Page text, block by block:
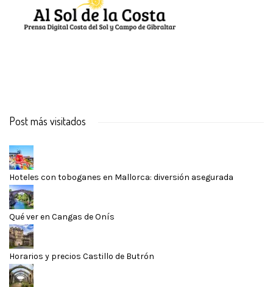
Post más visitados
Hoteles con toboganes en Mallorca: diversión asegurada
Qué ver en Cangas de Onís
Horarios y precios Castillo de Butrón